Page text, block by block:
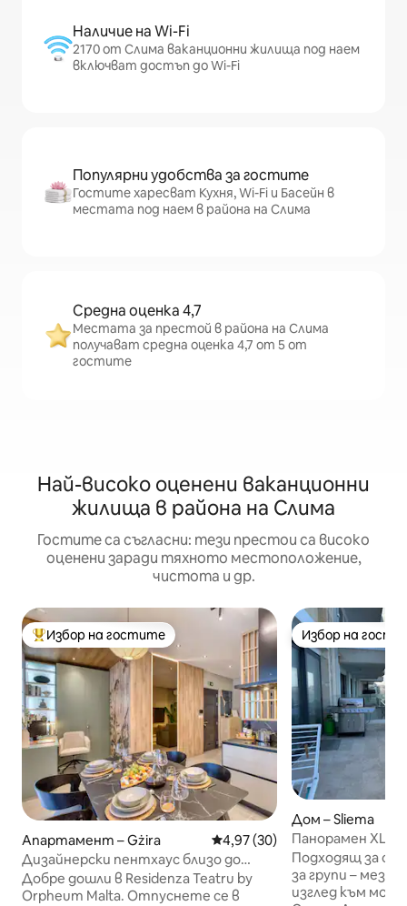
Наличие на Wi-Fi
2170 от Слима ваканционни жилища под наем
включват достъп до Wi-Fi
Популярни удобства за гостите
Гостите харесват Кухня, Wi-Fi и Басейн в
местата под наем в района на Слима
Средна оценка 4,7
Местата за престой в района на Слима
получават средна оценка 4,7 от 5 от
гостите
Най-високо оценени ваканционни
жилища в района на Слима
Гостите са съгласни: тези престои са високо
оценени заради тяхното местоположение,
чистота и др.
Най-популярен избор на гостите
Избор на гостите
Апартамент – Gżira Средна оценка: 4,97 от 5,
4,97 (30)
Дизайнерски пентхаус близо до
крайбрежната алея | Тераса с
барбекю
Добре дошли в Residenza Teatru by
Orpheum Malta. Отпуснете се в
Избор на
Избор на
Дом – Sliema
Панорамен XL
морето в Слима
Подходящ за
за групи –
изглед към